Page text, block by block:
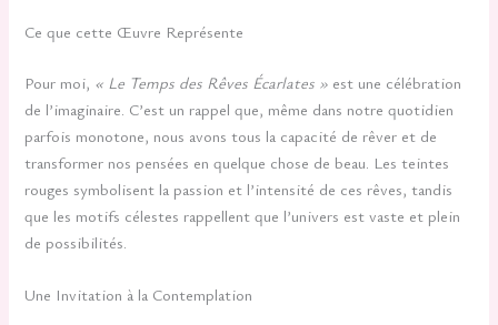
Ce que cette Œuvre Représente
Pour moi, « Le Temps des Rêves Écarlates » est une célébration
de l’imaginaire. C’est un rappel que, même dans notre quotidien
parfois monotone, nous avons tous la capacité de rêver et de
transformer nos pensées en quelque chose de beau. Les teintes
rouges symbolisent la passion et l’intensité de ces rêves, tandis
que les motifs célestes rappellent que l’univers est vaste et plein
de possibilités.
Une Invitation à la Contemplation